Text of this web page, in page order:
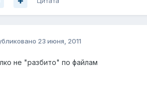
23 июня, 2011
не "разбито" по файлам